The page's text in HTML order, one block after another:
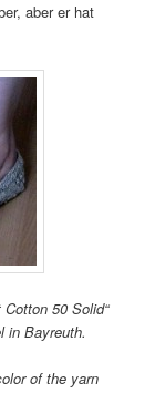
aber er hat
50 Solid“
in Bayreuth.
of the yarn